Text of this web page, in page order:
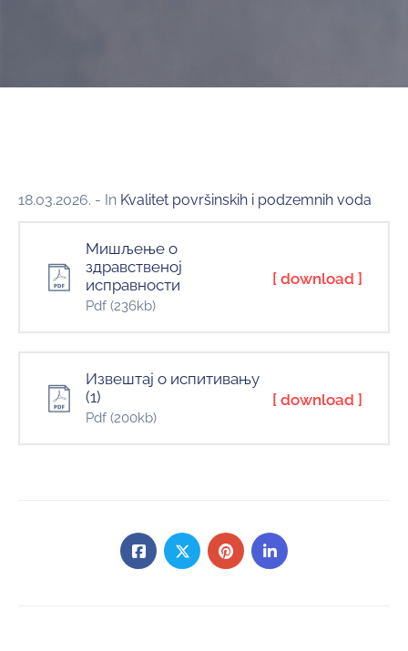
18.03.2026. - In Kvalitet površinskih i podzemnih voda
Мишљење о
здравственој
исправности
Pdf(236kb)
[ download ]
Извештај о испитивању
(1)
Pdf(200kb)
[ download ]